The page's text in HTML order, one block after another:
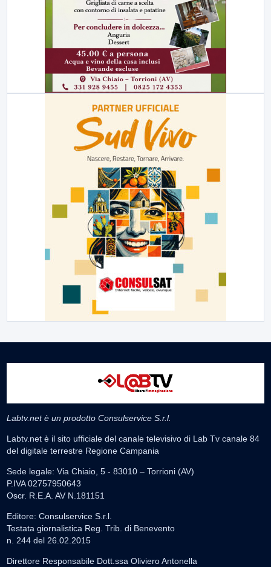
Labtv.net è un prodotto Consulservice S.r.l.
Labtv.net è il sito ufficiale del canale televisivo di Lab Tv canale 84
del digitale terrestre Regione Campania
Sede legale: Via Chiaio, 5 - 83010 – Torrioni (AV)
P.IVA 02757950643
Oscr. R.E.A. AV N.181151
Editore: Consulservice S.r.l.
Testata giornalistica Reg. Trib. di Benevento
n. 244 del 26.02.2015
Direttore Responsabile Dott.ssa Oliviero Antonella